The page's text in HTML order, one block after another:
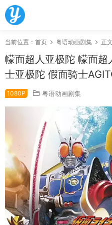
当前位置： 首页 粤语动画剧集 正文
幪面超人亚极陀 幪面超
士亚极陀 假面骑士
1080P 粤语动画剧集